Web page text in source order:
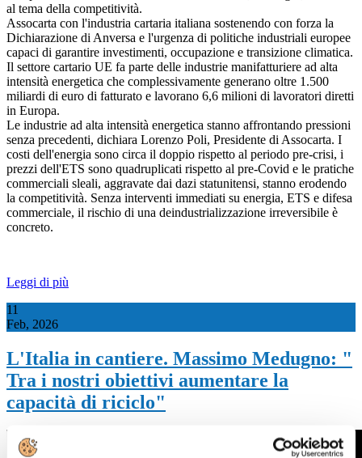
al tema della competitività.
Assocarta con l'industria cartaria italiana sostenendo con forza la
Dichiarazione di Anversa e l'urgenza di politiche industriali europee
capaci di garantire investimenti, occupazione e transizione climatica.
Il settore cartario UE fa parte delle industrie manifatturiere ad alta
intensità energetica che complessivamente generano oltre 1.500
miliardi di euro di fatturato e lavorano 6,6 milioni di lavoratori diretti
in Europa.
Le industrie ad alta intensità energetica stanno affrontando pressioni
senza precedenti, dichiara Lorenzo Poli, Presidente di Assocarta. I
costi dell'energia sono circa il doppio rispetto al periodo pre-crisi, i
prezzi dell'ETS sono quadruplicati rispetto al pre-Covid e le pratiche
commerciali sleali, aggravate dai dazi statunitensi, stanno erodendo
la competitività. Senza interventi immediati su energia, ETS e difesa
commerciale, il rischio di una deindustrializzazione irreversibile è
concreto.
Leggi di più
11
Feb, 2026
L'Italia in cantiere. Massimo Medugno: "
Tra i nostri obiettivi aumentare la
capacità di riciclo"